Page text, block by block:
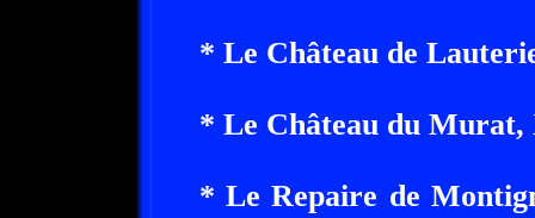
* Le Château de
* Le Château du Murat,
* Le Repaire de